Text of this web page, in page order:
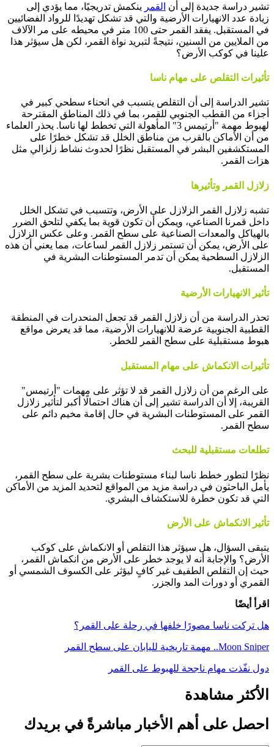
تشير دراسة جديدة إلى أن القمر ينكمش تدريجيًا، مما يؤدي إلى
زيادة عدد الانهيارات الأرضية والتي قد تشكل تهديدًا للرواد الفضائيين
في المستقبل. يفقد القمر حتى 100 متر في محيطه على مر الآلاف
من الملايين من السنين، نتيجةً لتبريد نواة القمر، لكن هل سيؤثر هذا
علينا في كوكب الأرض؟
تأثيرات التقلص على مهام ناسا
تشير الدراسة إلى أن التقلص يتسبب في انحناء سطحي كبير في
أجزاء من القطب الجنوبي للقمر، بما في ذلك المناطق المقترحة
لهبوط مهمة "أرتيمس 3" المأهولة التي تخطط لها ناسا. يحذر العلماء
من أن الأماكن بالقرب من مناطق الخلل قد تشكل خطرًا على
المستكشفين البشر في المستقبل نظرًا لحدوث نشاط زلزالي مثل
هزات القمر.
زلازل القمر وتأثيرها
تشبه زلازل القمر الزلازل على الأرض، وتتسبب في تشكل الخلل
داخل قمرنا الصناعي، ويمكن أن تكون قوية بما يكفي لتلحق الضرر
بالهياكل والمعدات الصناعية على سطح القمر. وعلى عكس الزلازل
على الأرض، يمكن أن تستمر زلازل القمر لساعات، مما يعني أن هذه
الزلازل السطحية يمكن أن تدمر المستوطنات البشرية في
المستقبل.
تأثير الانهيارات الأرضية
تحذر الدراسة من أن زلازل القمر قد تجعل المنحدرات في المنطقة
القطبية الجنوبية عرضة للانهيارات الأرضية، مما قد يعرض مواقع
هبوط مستقبلية على سطح القمر للخطر.
تأثيرات الانكماش على مهام المستقبل
على الرغم من أن زلازل القمر قد لا تؤثر على مهمات "أرتيمس"
القريبة، إلا أن الدراسة تشير إلى أن هناك احتمالًا أكبر لتأثير زلازل
القمر على المستوطنات البشرية في حال إقامة مخيم دائم على
سطح القمر.
تطلعات مستقبلية للبحث
نظرًا لتطور خطط ناسا لبناء مستوطنات بشرية على سطح القمر،
يأمل الباحثون في دراسة مزيد من المواقع لتحديد المزيد من الأماكن
التي قد تكون خطرة للاستكشاف البشري.
تأثير الانكماش على الأرض
يتبقى السؤال، هل سيؤثر هذا التقلص أو الانكماش على كوكب
الأرض؟ والإجابة أنه لا يوجد خطر على الأرض من انكماش القمر،
حيث إن التقلص الطفيف غير كافٍ ليؤثر على الكسوف الشمسي أو
القمري أو دورات المد والجزر.
اقرأ أيضًا
هل تركت ناسا مصورًا خلفها في رحلة على القمر؟
Moon Sniper.. مهمة تاريخية لليابان على سطح القمر
دول نفّذت مهام ناجحة للهبوط على القمر
الأكثر مشاهدة
احصل على أهم الأخبار مباشرةً في بريدك